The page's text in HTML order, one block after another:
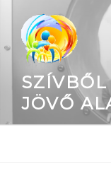
SZÍVBŐL
JÖVŐ